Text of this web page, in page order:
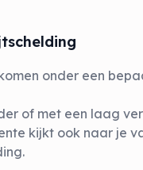
onder een
of met een laag
kijkt ook naar je